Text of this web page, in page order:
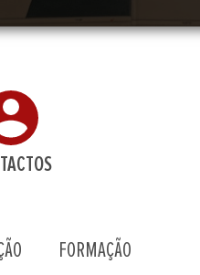
FORMAÇÃO